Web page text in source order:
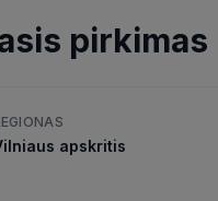
pirkimas
apskritis